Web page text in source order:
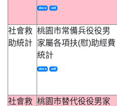
docx odt
社會救
助統計
桃園市常備兵役役男
家屬各項扶(慰)助經費
統計
docx odt
社會救 桃園市替代役役男家